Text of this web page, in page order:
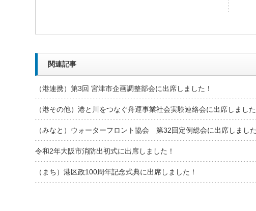
関連記事
（港連携）第3回 宮津市企画調整部会に出席しました！
（港その他）港と川をつなぐ舟運事業社会実験連絡会に出席しまし
（みなと）ウォーターフロント協会 第32回定例総会に出席しまし
令和2年大阪市消防出初式に出席しました！
（まち）港区政100周年記念式典に出席しました！